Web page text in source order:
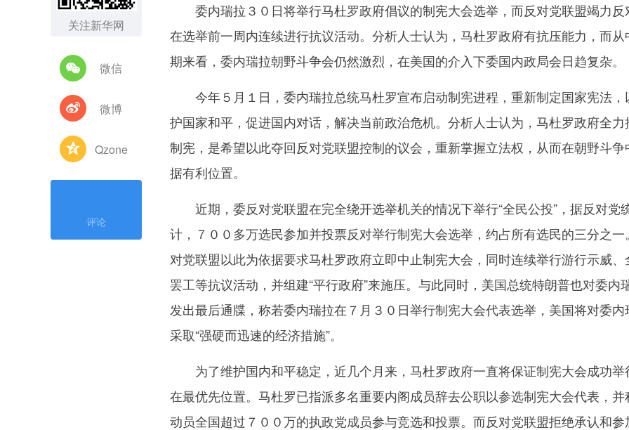
关注新华网
微信
微博
Qzone
评论
委内瑞拉３０日将举行马杜罗政府倡议的制宪大会选举，而反对党联盟竭力反
在选举前一周内连续进行抗议活动。分析人士认为，马杜罗政府有抗压能力，而从
期来看，委内瑞拉朝野斗争会仍然激烈，在美国的介入下委国内政局会日趋复杂。
今年５月１日，委内瑞拉总统马杜罗宣布启动制宪进程，重新制定国家宪法，
护国家和平，促进国内对话，解决当前政治危机。分析人士认为，马杜罗政府全力
制宪，是希望以此夺回反对党联盟控制的议会，重新掌握立法权，从而在朝野斗争
据有利位置。
近期，委反对党联盟在完全绕开选举机关的情况下举行“全民公投”，据反对党
计，７００多万选民参加并投票反对举行制宪大会选举，约占所有选民的三分之一
对党联盟以此为依据要求马杜罗政府立即中止制宪大会，同时连续举行游行示威、
罢工等抗议活动，并组建“平行政府”来施压。与此同时，美国总统特朗普也对委内
发出最后通牒，称若委内瑞拉在７月３０日举行制宪大会代表选举，美国将对委内
采取“强硬而迅速的经济措施”。
为了维护国内和平稳定，近几个月来，马杜罗政府一直将保证制宪大会成功举
在最优先位置。马杜罗已指派多名重要内阁成员辞去公职以参选制宪大会代表，并
动员全国超过７００万的执政党成员参与竞选和投票。而反对党联盟拒绝承认和参